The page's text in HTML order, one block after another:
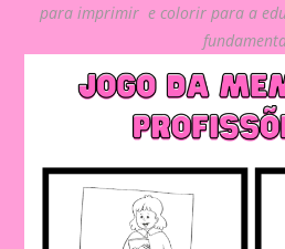
para imprimir e colorir para a